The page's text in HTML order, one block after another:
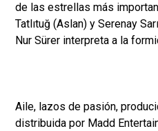
de las estrellas más
Tatlıtuğ (Aslan) y Serenay
Nur Sürer interpreta a la
Aile, lazos de pasión,
distribuida por Madd